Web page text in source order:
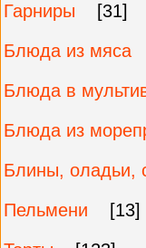
Гарниры
[31]
Блюда из мяса
Блюда в
Блюда из
Блины, оладьи,
Пельмени
[13]